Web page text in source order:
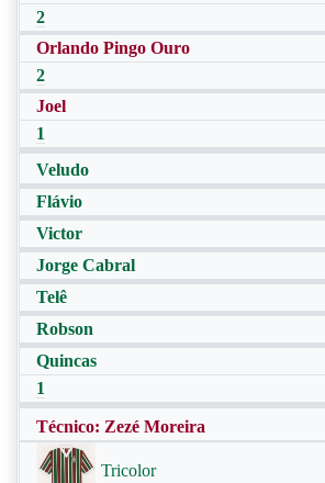
2
Orlando Pingo Ouro
2
Joel
1
Veludo
Flávio
Victor
Jorge Cabral
Telê
Robson
Quincas
1
Técnico: Zezé Moreira
Tricolor